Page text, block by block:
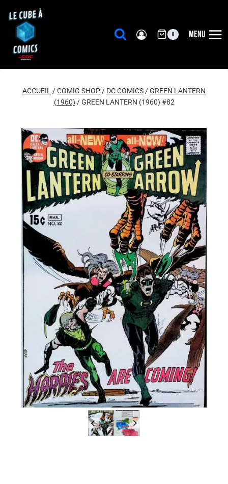
contenu
0 MENU
ACCUEIL /COMIC-SHOP / DC COMICS /GREEN LANTERN
(1960) / GREEN LANTERN (1960) #82